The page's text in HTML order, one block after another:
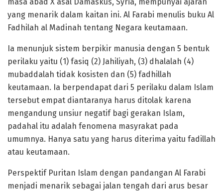
yang menarik dalam kaitan ini. Al Farabi menulis buku Al
Fadhilah al Madinah tentang Negara keutamaan.
Ia menunjuk sistem berpikir manusia dengan 5 bentuk
perilaku yaitu (1) fasiq (2) Jahiliyah, (3) dhalalah (4)
mubaddalah tidak kosisten dan (5) fadhillah
keutamaan. Ia berpendapat dari 5 perilaku dalam Islam
tersebut empat diantaranya harus ditolak karena
mengandung unsiur negatif bagi gerakan Islam,
padahal itu adalah fenomena masyrakat pada
umumnya. Hanya satu yang harus diterima yaitu fadillah
atau keutamaan.
Perspektif Puritan Islam dengan pandangan Al Farabi
menjadi menarik sebagai jalan tengah dari arus besar